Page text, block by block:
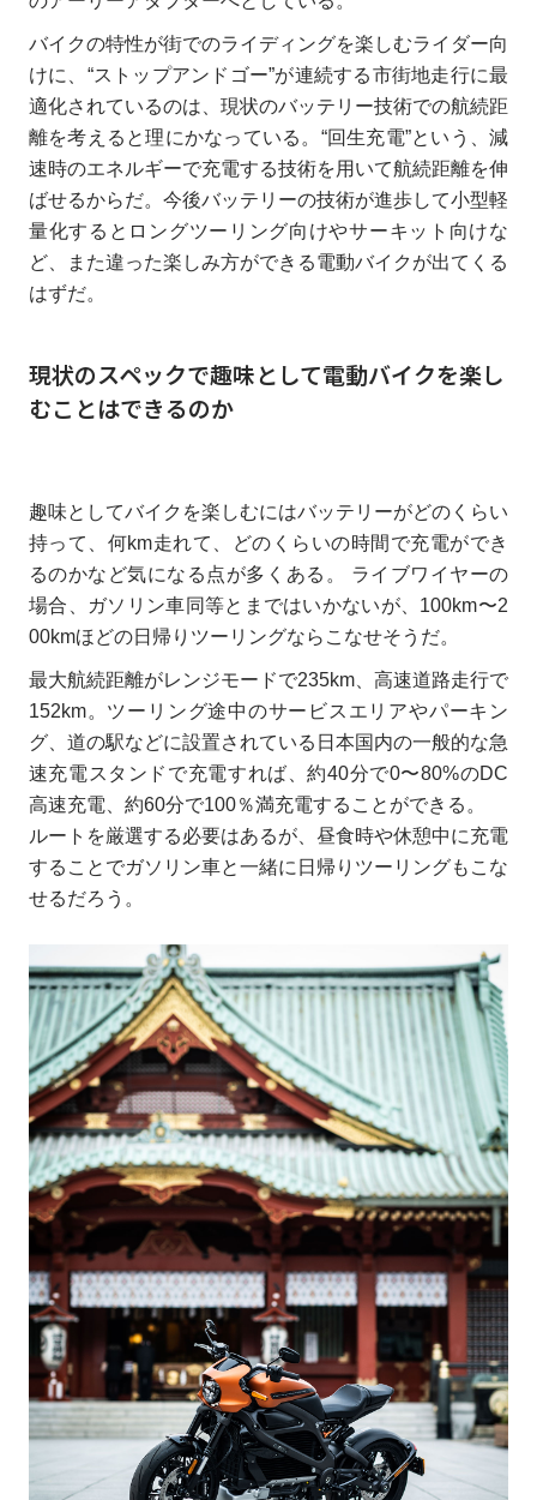
バイクの特性が街でのライディングを楽しむライダー向
けに、“ストップアンドゴー”が連続する市街地走行に最
適化されているのは、現状のバッテリー技術での航続距
離を考えると理にかなっている。“回生充電”という、減
速時のエネルギーで充電する技術を用いて航続距離を伸
ばせるからだ。今後バッテリーの技術が進歩して小型軽
量化するとロングツーリング向けやサーキット向けな
ど、また違った楽しみ方ができる電動バイクが出てくる
はずだ。
現状のスペックで趣味として電動バイクを楽し
むことはできるのか
趣味としてバイクを楽しむにはバッテリーがどのくらい
持って、何km走れて、どのくらいの時間で充電ができ
るのかなど気になる点が多くある。 ライブワイヤーの
場合、ガソリン車同等とまではいかないが、100km〜2
00kmほどの日帰りツーリングならこなせそうだ。
最大航続距離がレンジモードで235km、高速道路走行で
152km。ツーリング途中のサービスエリアやパーキン
グ、道の駅などに設置されている日本国内の一般的な急
速充電スタンドで充電すれば、約40分で0〜80%のDC
高速充電、約60分で100％満充電することができる。
ルートを厳選する必要はあるが、昼食時や休憩中に充電
することでガソリン車と一緒に日帰りツーリングもこな
せるだろう。